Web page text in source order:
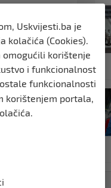
vijeća
je
Uskvijesti.ba je
kolačića (Cookies).
omogućili korištenje
i funkcionalnost
funkcionalnosti
korištenjem portala,